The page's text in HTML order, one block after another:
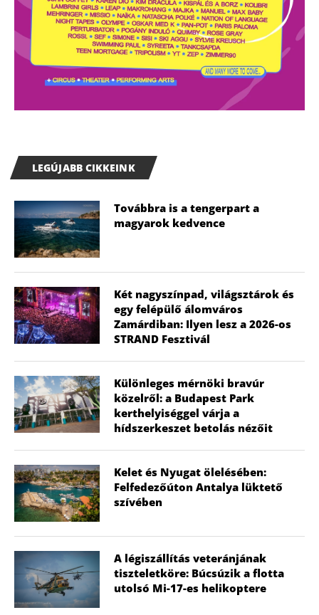
LEGÚJABB CIKKEINK
Továbbra is a tengerpart a
magyarok kedvence
Két nagyszínpad, világsztárok és
egy felépülő álomváros
Zamárdiban: Ilyen lesz a 2026-os
STRAND Fesztivál
Különleges mérnöki bravúr
közelről: a Budapest Park
kerthelyiséggel várja a
hídszerkeszet betolás nézőit
Kelet és Nyugat ölelésében:
Felfedezőúton Antalya lüktető
szívében
A légiszállítás veteránjának
tiszteletköre: Búcsúzik a flotta
utolsó Mi-17-es helikoptere